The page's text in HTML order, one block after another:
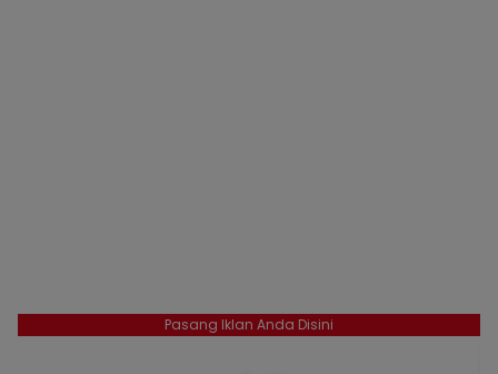
Pasang Iklan Anda Disini